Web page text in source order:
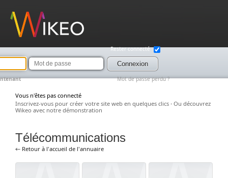
Rester connecté
Mot
de
passe
Connexion
Mot de passe perdu ?
Vous n'êtes pas connecté
Inscrivez-vous pour créer votre site web en quelques clics · Ou découvrez
Wikeo avec notre démonstration
Télécommunications
← Retour à l'accueil de l'annuaire